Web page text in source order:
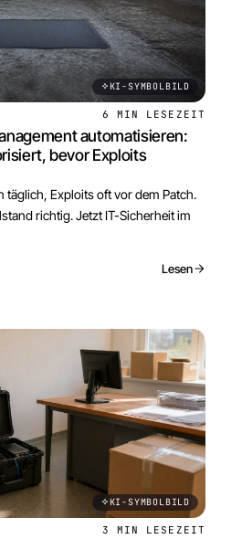
KI-SYMBOLBILD
6 MIN LESEZEIT
automatisieren:
bevor Exploits
täglich, Exploits oft vor dem Patch.
richtig. Jetzt IT-Sicherheit im
Lesen
KI-SYMBOLBILD
3 MIN LESEZEIT